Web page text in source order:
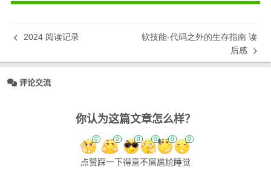
2024 阅读记录
软技能-代码之外的生存指南 读
后感
评论交流
你认为这篇文章怎么样？
0
点赞
0
踩一下
0
得意
0
不屑
0
尴尬
0
睡觉